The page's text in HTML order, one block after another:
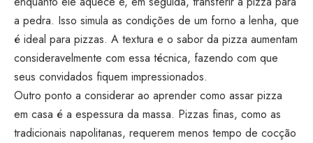
a pedra. Isso simula as condições de um forno a lenha, que
é ideal para pizzas. A textura e o sabor da pizza aumentam
consideravelmente com essa técnica, fazendo com que
seus convidados fiquem impressionados.
Outro ponto a considerar ao aprender como assar pizza
em casa é a espessura da massa. Pizzas finas, como as
tradicionais napolitanas, requerem menos tempo de cocção